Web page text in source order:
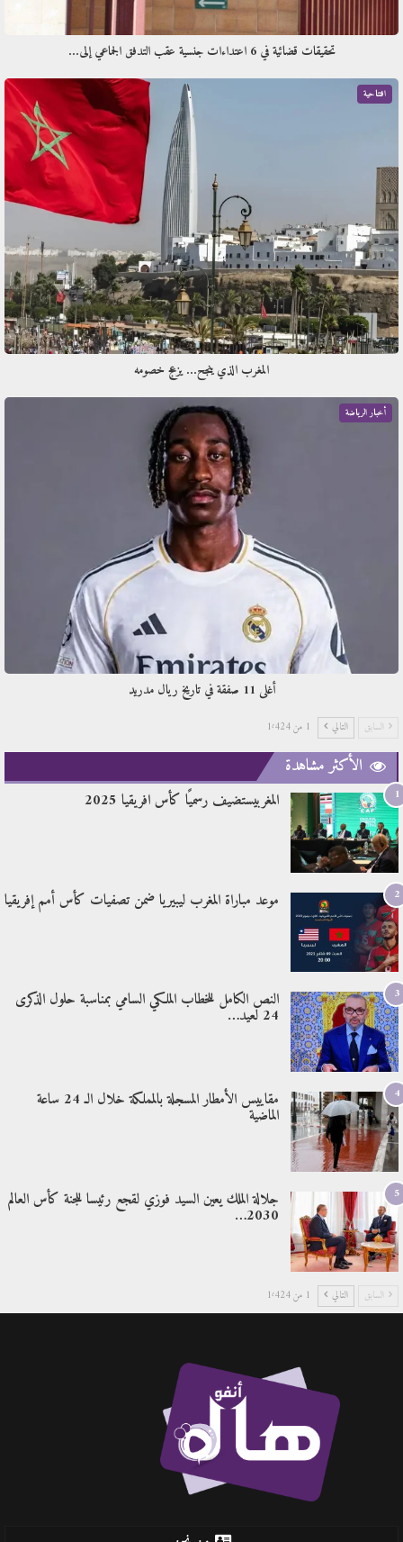
تحقيقات قضائية في 6 اعتداءات جنسية عقب التدفق الجماعي إلى…
افتتاحية
المغرب الذي ينجح… يزعج خصومه
أخبار الرياضة
أغلى 11 صفقة في تاريخ ريال مدريد
السابق التالي 1 من 1٬424
الأكثر مشاهدة
1 المغربيستضيف رسميًا كأس افريقيا 2025
2 موعد مباراة المغرب ليبيريا ضمن تصفيات كأس أمم إفريقيا
3 النص الكامل للخطاب الملكي السامي بمناسبة حلول الذكرى
24 لعيد…
4 مقاييس الأمطار المسجلة بالمملكة خلال الـ 24 ساعة
الماضية
5 جلالة الملك يعين السيد فوزي لقجع رئيسا للجنة كأس العالم
2030…
السابق التالي 1 من 1٬424